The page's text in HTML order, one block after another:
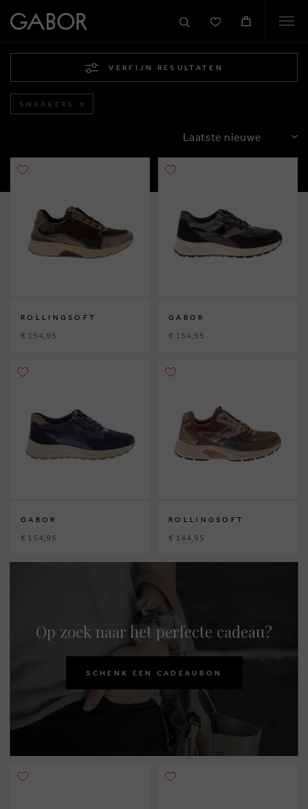
VERFIJN RESULTATEN
SNEAKERS
SORTEREN
ROLLINGSOFT
€ 154,95
GABOR
€ 154,95
GABOR
€ 154,95
ROLLINGSOFT
€ 144,95
Op zoek naar het perfecte cadeau?
SCHENK EEN CADEAUBON